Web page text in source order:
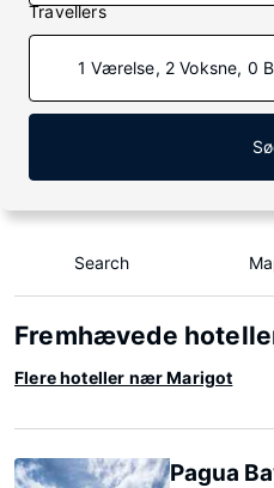
Travellers
1 Værelse, 2 Voksne, 0
Search
Fremhævede
Flere hoteller nær Marigot
Pagua